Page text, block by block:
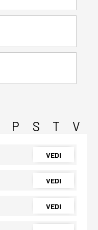
P S T V
VEDI
VEDI
VEDI